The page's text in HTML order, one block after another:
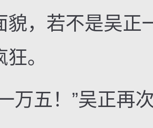
貌，若不是吴正
。
五！”吴正再